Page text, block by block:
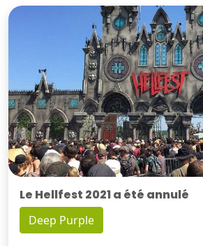
Le Hellfest 2021 a été annulé
Deep Purple